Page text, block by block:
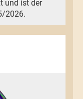
und ist der
2026.